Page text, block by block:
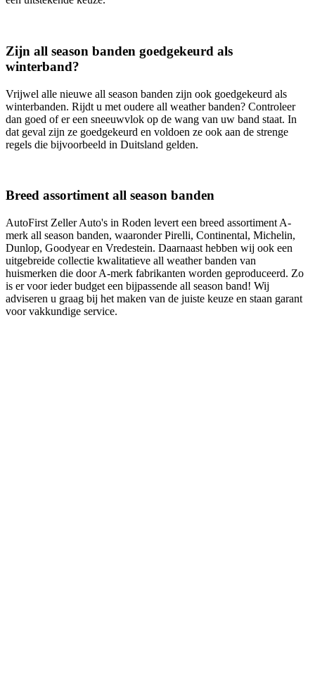
Zijn all season banden goedgekeurd als
winterband?
Vrijwel alle nieuwe all season banden zijn ook goedgekeurd als
winterbanden. Rijdt u met oudere all weather banden? Controleer
dan goed of er een sneeuwvlok op de wang van uw band staat. In
dat geval zijn ze goedgekeurd en voldoen ze ook aan de strenge
regels die bijvoorbeeld in Duitsland gelden.
Breed assortiment all season banden
AutoFirst Zeller Auto's in Roden levert een breed assortiment A-
merk all season banden, waaronder Pirelli, Continental, Michelin,
Dunlop, Goodyear en Vredestein. Daarnaast hebben wij ook een
uitgebreide collectie kwalitatieve all weather banden van
huismerken die door A-merk fabrikanten worden geproduceerd. Zo
is er voor ieder budget een bijpassende all season band! Wij
adviseren u graag bij het maken van de juiste keuze en staan garant
voor vakkundige service.